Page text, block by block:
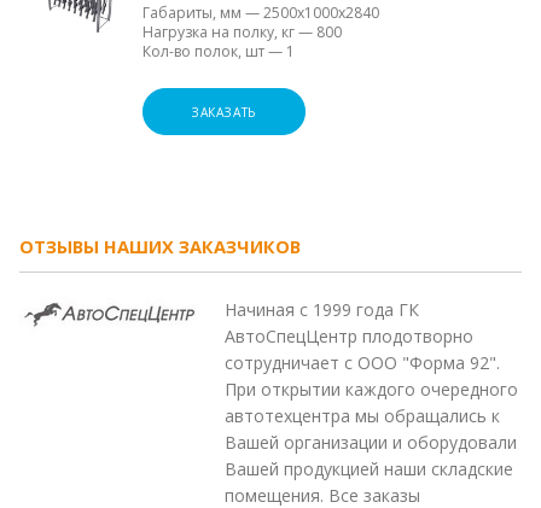
Габариты, мм —2500х1000х2840
Нагрузка на полку, кг— 800
Кол-во полок, шт— 1
ЗАКАЗАТЬ
ОТЗЫВЫ НАШИХ ЗАКАЗЧИКОВ
Начиная с 1999 года ГК
АвтоСпецЦентр плодотворно
сотрудничает с ООО "Форма 92".
При открытии каждого очередного
автотехцентра мы обращались к
Вашей организации и оборудовали
Вашей продукцией наши складские
помещения. Все заказы